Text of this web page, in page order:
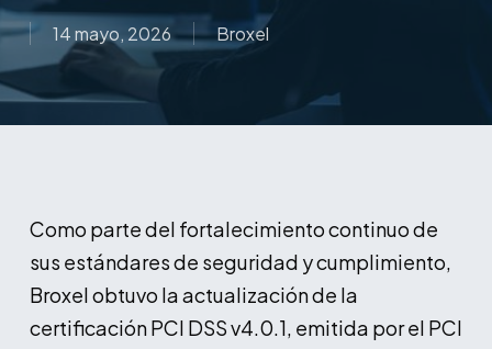
14 mayo, 2026 Broxel
Como parte del fortalecimiento continuo de
sus estándares de seguridad y cumplimiento,
Broxel obtuvo la actualización de la
certificación PCI DSS v4.0.1, emitida por el PCI